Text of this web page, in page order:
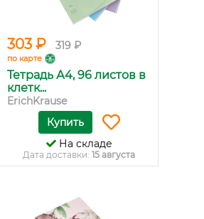
303 ₽ 319 ₽
по карте
Тетрадь А4, 96 листов в
клетк...
ErichKrause
Купить
На складе
Дата доставки: 15 августа